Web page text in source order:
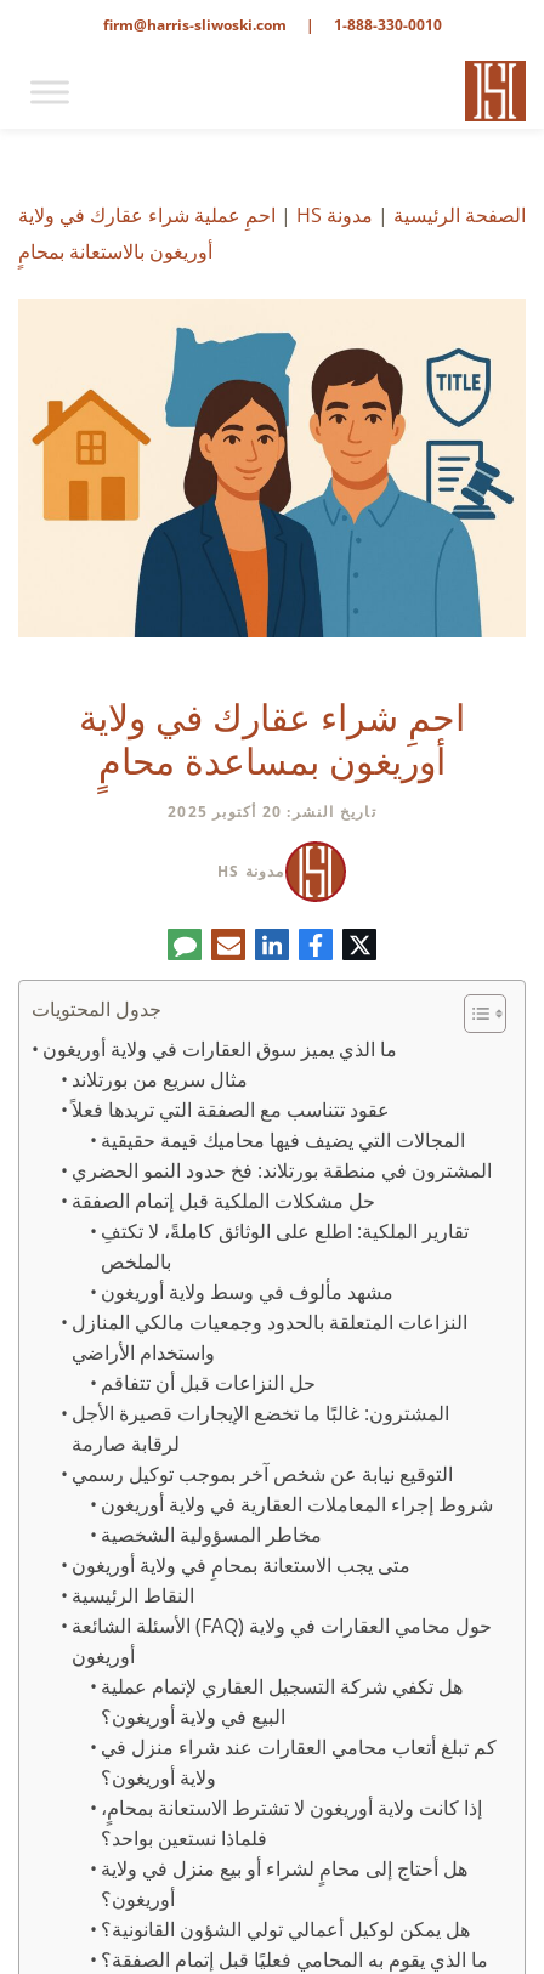
1-888-330-0010
|
firm@harris-sliwoski.com
الصفحة الرئيسية | مدونة HS | احمِ عملية شراء عقارك في ولاية
أوريغون بالاستعانة بمحامٍ
احمِ شراء عقارك في ولاية
أوريغون بمساعدة محامٍ
تاريخ النشر: 20 أكتوبر 2025
مدونة HS
تويترفيسبوكلينكدإنالبريد
الإلكتروني
تعليق
جدول المحتويات
ما الذي يميز سوق العقارات في ولاية أوريغون
مثال سريع من بورتلاند
عقود تتناسب مع الصفقة التي تريدها فعلاً
المجالات التي يضيف فيها محاميك قيمة حقيقية
المشترون في منطقة بورتلاند: فخ حدود النمو الحضري
حل مشكلات الملكية قبل إتمام الصفقة
تقارير الملكية: اطلع على الوثائق كاملةً، لا تكتفِ
بالملخص
مشهد مألوف في وسط ولاية أوريغون
النزاعات المتعلقة بالحدود وجمعيات مالكي المنازل
واستخدام الأراضي
حل النزاعات قبل أن تتفاقم
المشترون: غالبًا ما تخضع الإيجارات قصيرة الأجل
لرقابة صارمة
التوقيع نيابة عن شخص آخر بموجب توكيل رسمي
شروط إجراء المعاملات العقارية في ولاية أوريغون
مخاطر المسؤولية الشخصية
متى يجب الاستعانة بمحامٍ في ولاية أوريغون
النقاط الرئيسية
الأسئلة الشائعة (FAQ) حول محامي العقارات في ولاية
أوريغون
هل تكفي شركة التسجيل العقاري لإتمام عملية
البيع في ولاية أوريغون؟
كم تبلغ أتعاب محامي العقارات عند شراء منزل في
ولاية أوريغون؟
إذا كانت ولاية أوريغون لا تشترط الاستعانة بمحامٍ،
فلماذا نستعين بواحد؟
هل أحتاج إلى محامٍ لشراء أو بيع منزل في ولاية
أوريغون؟
هل يمكن لوكيل أعمالي تولي الشؤون القانونية؟
ما الذي يقوم به المحامي فعليًا قبل إتمام الصفقة؟